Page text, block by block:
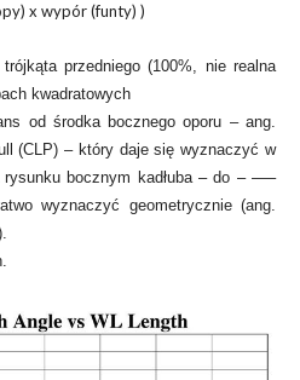
x wypór (funty) )
przedniego (100%, nie realna
kwadratowych
od środka bocznego oporu – ang.
(CLP) – który daje się wyznaczyć w
bocznym kadłuba – do – —–
wyznaczyć geometrycznie (ang.